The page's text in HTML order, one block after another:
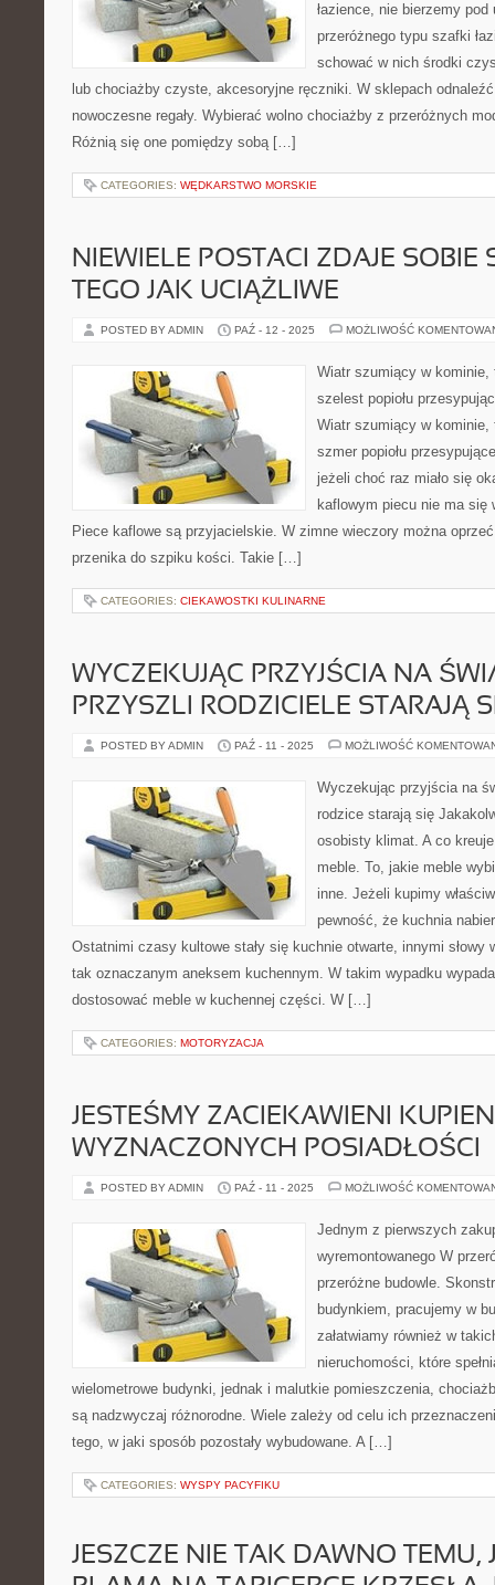
łazience, nie bierzemy
przeróżnego typu szafki
schować w nich środki
lub chociażby czyste, akcesoryjne ręczniki. W sklepach
nowoczesne regały. Wybierać wolno chociażby z przeróżnych
Różnią się one pomiędzy sobą […]
CATEGORIES: WĘDKARSTWO MORSKIE
NIEWIELE POSTACI ZDAJE SOBIE
TEGO JAK UCIĄŻLIWE
POSTED BY ADMIN PAŹ - 12 - 2025 MOŻLIWOŚĆ
Wiatr szumiący w kominie,
szelest popiołu
Wiatr szumiący w kominie,
szmer popiołu
jeżeli choć raz miało się
kaflowym piecu nie ma się
Piece kaflowe są przyjacielskie. W zimne wieczory można
przenika do szpiku kości. Takie […]
CATEGORIES: CIEKAWOSTKI KULINARNE
WYCZEKUJĄC PRZYJŚCIA NA
PRZYSZLI RODZICIELE STARAJĄ
POSTED BY ADMIN PAŹ - 11 - 2025 MOŻLIWOŚĆ
Wyczekując przyjścia na
rodzice starają się
osobisty klimat. A co
meble. To, jakie meble
inne. Jeżeli kupimy
pewność, że kuchnia
Ostatnimi czasy kultowe stały się kuchnie otwarte, innymi słowy
tak oznaczanym aneksem kuchennym. W takim wypadku
dostosować meble w kuchennej części. W […]
CATEGORIES: MOTORYZACJA
JESTEŚMY ZACIEKAWIENI
WYZNACZONYCH POSIADŁOŚCI
POSTED BY ADMIN PAŹ - 11 - 2025 MOŻLIWOŚĆ
Jednym z pierwszych
wyremontowanego W
przeróżne budowle.
budynkiem, pracujemy w
załatwiamy również w
nieruchomości, które
wielometrowe budynki, jednak i malutkie pomieszczenia,
są nadzwyczaj różnorodne. Wiele zależy od celu ich
tego, w jaki sposób pozostały wybudowane. A […]
CATEGORIES: WYSPY PACYFIKU
JESZCZE NIE TAK DAWNO TEMU,